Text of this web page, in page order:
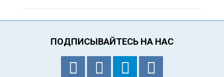
ПОДПИСЫВАЙТЕСЬ НА НАС